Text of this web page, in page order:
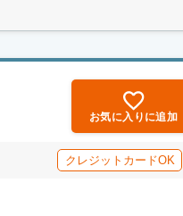
お気に入りに追加
クレジットカードOK